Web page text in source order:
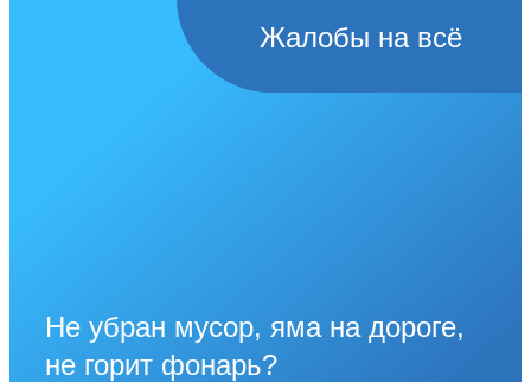
Жалобы на всё
Не убран мусор, яма на дороге,
не горит фонарь?